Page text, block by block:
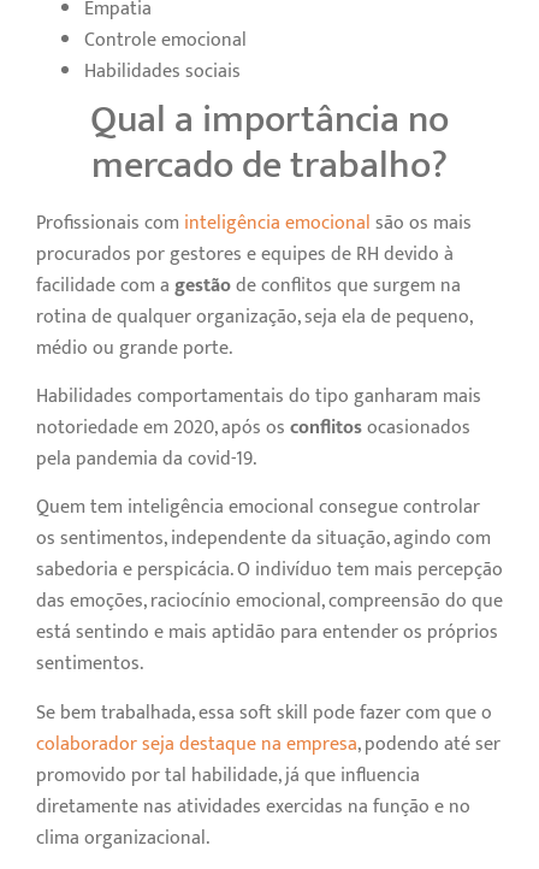
Empatia
Controle emocional
Habilidades sociais
Qual a importância no
mercado de trabalho?
Profissionais com inteligência emocionalsão os mais
procurados por gestores e equipes de RH devido à
facilidade com agestãode conflitos que surgem na
rotina de qualquer organização, seja ela de pequeno,
médio ou grande porte.
Habilidades comportamentais do tipo ganharam mais
notoriedade em 2020, após osconflitosocasionados
pela pandemia da covid-19.
Quem tem inteligência emocional consegue controlar
os sentimentos, independente da situação, agindo com
sabedoria e perspicácia. O indivíduo tem mais percepção
das emoções, raciocínio emocional, compreensão do que
está sentindo e mais aptidão para entender os próprios
sentimentos.
Se bem trabalhada, essa soft skill pode fazer com que o
colaborador seja destaque na empresa, podendo até ser
promovido por tal habilidade, já que influencia
diretamente nas atividades exercidas na função e no
clima organizacional.